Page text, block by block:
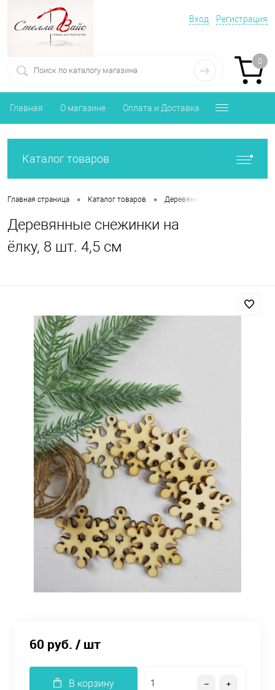
Вход Регистрация
0
Главная О магазине Оплата и Доставка
Каталог товаров
Главная страница • Каталог товаров • Деревянные заготовки
Деревянные снежинки на
ёлку, 8 шт. 4,5 см
60 руб. / шт
В корзину